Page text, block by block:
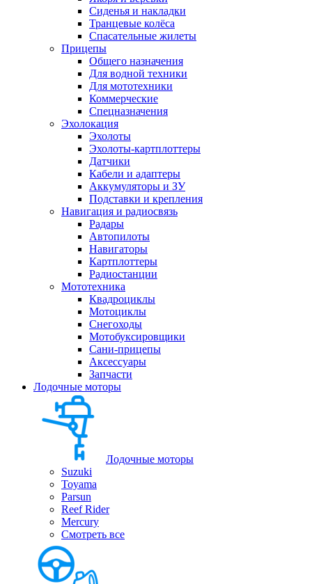
Сиденья и накладки
Транцевые колёса
Спасательные жилеты
Прицепы
Общего назначения
Для водной техники
Для мототехники
Коммерческие
Спецназначения
Эхолокация
Эхолоты
Эхолоты-картплоттеры
Датчики
Кабели и адаптеры
Аккумуляторы и ЗУ
Подставки и крепления
Навигация и радиосвязь
Радары
Автопилоты
Навигаторы
Картплоттеры
Радиостанции
Мототехника
Квадроциклы
Мотоциклы
Снегоходы
Мотобуксировщики
Сани-прицепы
Аксессуары
Запчасти
Лодочные моторы
Лодочные моторы
Suzuki
Toyama
Parsun
Reef Rider
Mercury
Смотреть все